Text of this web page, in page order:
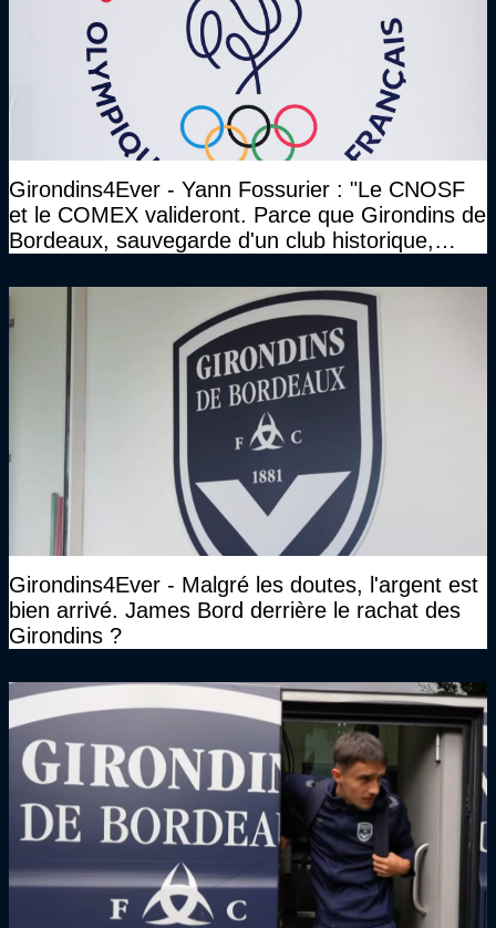
Girondins4Ever - Yann Fossurier : "Le CNOSF
et le COMEX valideront. Parce que Girondins de
Bordeaux, sauvegarde d'un club historique,
Girondins4Ever - Malgré les doutes, l'argent est
bien arrivé. James Bord derrière le rachat des
Girondins ?